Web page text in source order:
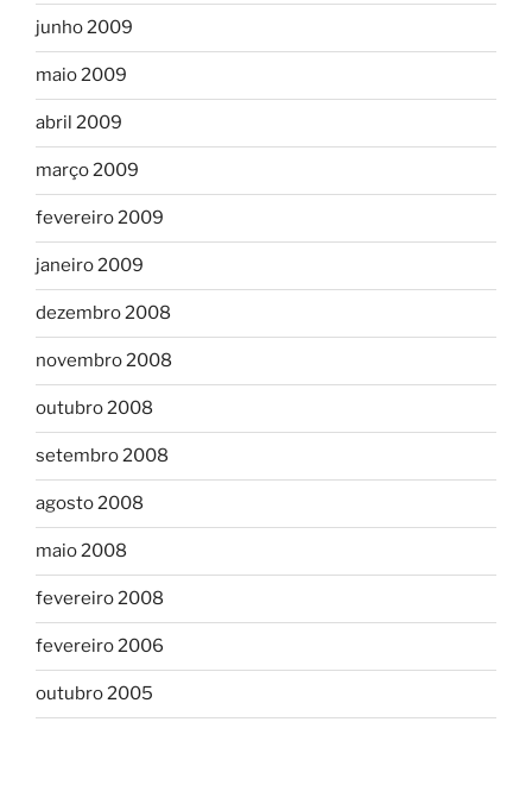
junho 2009
maio 2009
abril 2009
março 2009
fevereiro 2009
janeiro 2009
dezembro 2008
novembro 2008
outubro 2008
setembro 2008
agosto 2008
maio 2008
fevereiro 2008
fevereiro 2006
outubro 2005